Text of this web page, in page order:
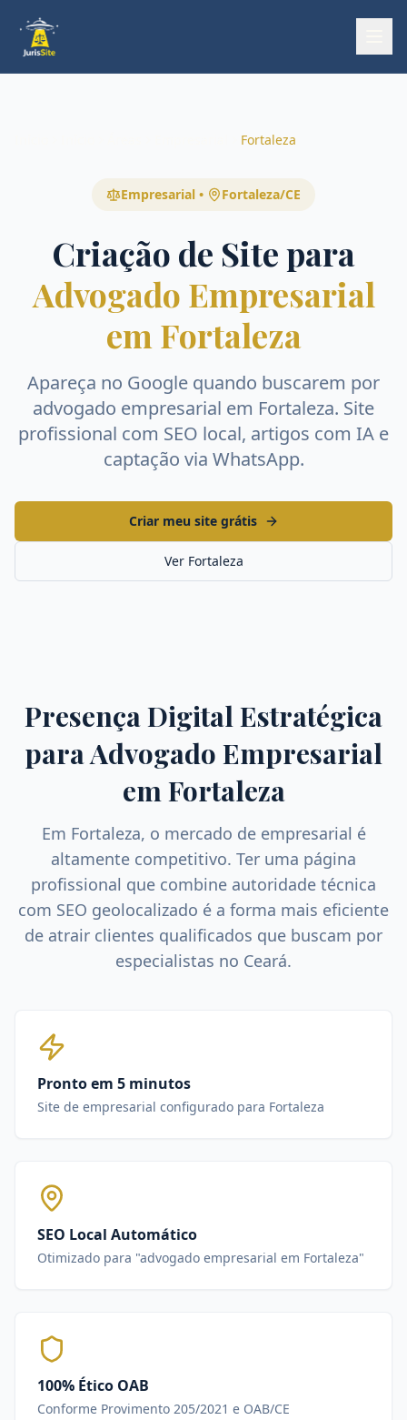
Fortaleza
Empresarial • Fortaleza/CE
Criação de Site para
Advogado Empresarial
em Fortaleza
Apareça no Google quando buscarem por
advogado empresarial em Fortaleza. Site
profissional com SEO local, artigos com IA e
captação via WhatsApp.
Criar meu site grátis
Ver Fortaleza
Presença Digital Estratégica
paraAdvogado Empresarial
emFortaleza
Em Fortaleza, o mercado de empresarial é
altamente competitivo. Ter uma página
profissional que combine autoridade técnica
com SEO geolocalizado é a forma mais eficiente
de atrair clientes qualificados que buscam por
especialistas no Ceará.
Pronto em 5 minutos
Site de empresarial configurado para Fortaleza
SEO Local Automático
Otimizado para "advogado empresarial em Fortaleza"
100% Ético OAB
Conforme Provimento 205/2021 e OAB/CE